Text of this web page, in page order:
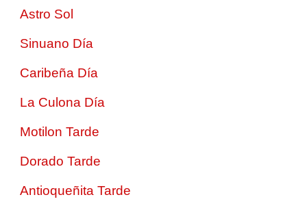
Astro Sol
Sinuano Día
Caribeña Día
La Culona Día
Motilon Tarde
Dorado Tarde
Antioqueñita Tarde